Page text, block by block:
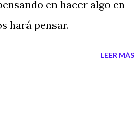
en hacer algo en
hará pensar.
LEER MÁS